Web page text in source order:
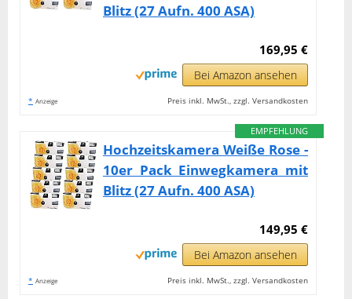
Blitz (27 Aufn. 400 ASA)
169,95 €
Bei Amazon ansehen
* Anzeige Preis inkl. MwSt., zzgl. Versandkosten
EMPFEHLUNG
Hochzeitskamera Weiße Rose -
10er Pack Einwegkamera mit
Blitz (27 Aufn. 400 ASA)
149,95 €
Bei Amazon ansehen
* Anzeige Preis inkl. MwSt., zzgl. Versandkosten